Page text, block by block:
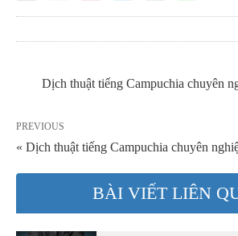
Dịch thuật tiếng Campuchia chuyên
PREVIOUS
« Dịch thuật tiếng Campuchia chuyên
BÀI VIẾT LIÊN